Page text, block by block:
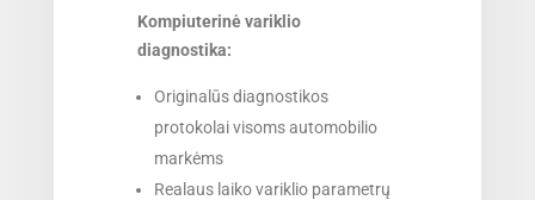
Kompiuterinė variklio
diagnostika:
Originalūs diagnostikos
protokolai visoms automobilio
markėms
Realaus laiko variklio parametrų